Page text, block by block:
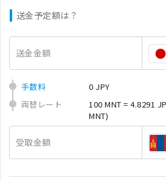
送金予定額は？
送金金額
手数料
0 JPY
両替レート
100 MNT = 4.8291
MNT)
受取金額